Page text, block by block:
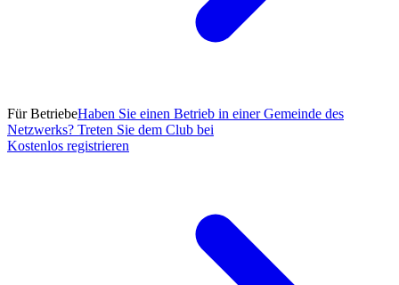
Für BetriebeHaben Sie einen Betrieb in einer Gemeinde des
Netzwerks? Treten Sie dem Club bei
Kostenlos registrieren